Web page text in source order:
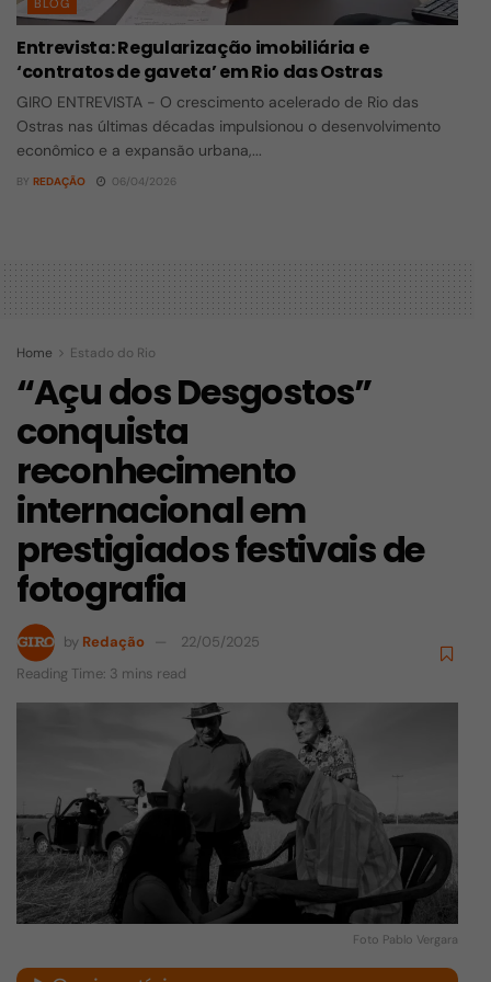
BLOG
Entrevista: Regularização imobiliária e
‘contratos de gaveta’ em Rio das Ostras
GIRO ENTREVISTA - O crescimento acelerado de Rio das
Ostras nas últimas décadas impulsionou o desenvolvimento
econômico e a expansão urbana,...
BY REDAÇÃO 06/04/2026
Home Estado do Rio
“Açu dos Desgostos”
conquista
reconhecimento
internacional em
prestigiados festivais de
fotografia
by Redação
22/05/2025
Reading Time: 3 mins read
Foto Pablo Vergara